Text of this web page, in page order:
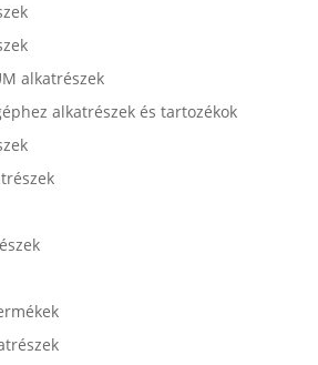
alkatrészek
alkatrészek és tartozékok